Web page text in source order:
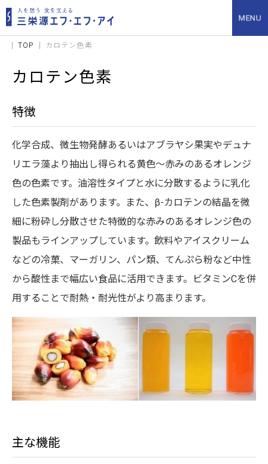
TOP カロテン色素
カロテン色素
特徴
化学合成、微生物発酵あるいはアブラヤシ果実やデュナ
リエラ藻より抽出し得られる黄色～赤みのあるオレンジ
色の色素です。油溶性タイプと水に分散するように乳化
した色素製剤があります。また、β-カロテンの結晶を微
細に粉砕し分散させた特徴的な赤みのあるオレンジ色の
製品もラインアップしています。飲料やアイスクリーム
などの冷菓、マーガリン、パン類、てんぷら粉など中性
から酸性まで幅広い食品に活用できます。ビタミンCを併
用することで耐熱・耐光性がより高まります。
主な機能